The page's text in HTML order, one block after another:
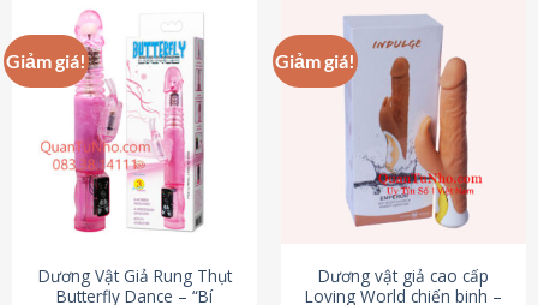
Giảm giá!
Dương Vật Giả Rung Thụt
Butterfly Dance – “Bí
Giảm giá!
Dương vật giả cao cấp
Loving World chiến binh –